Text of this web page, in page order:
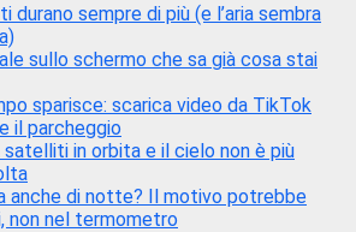
durano sempre di più (e l’aria sembra
sullo schermo che sa già cosa stai
sparisce: scarica video da TikTok
il parcheggio
satelliti in orbita e il cielo non è più
anche di notte? Il motivo potrebbe
non nel termometro